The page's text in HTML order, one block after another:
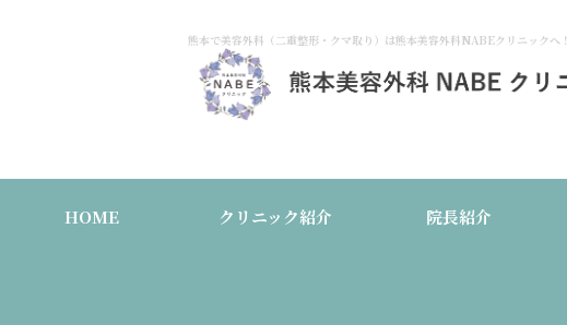
熊本で美容外科（二重整形・クマ取り）は熊本美容外科NABEクリニックへ！
HOME クリニック紹介 院長紹介